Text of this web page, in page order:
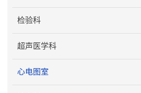
检验科
超声医学科
心电图室